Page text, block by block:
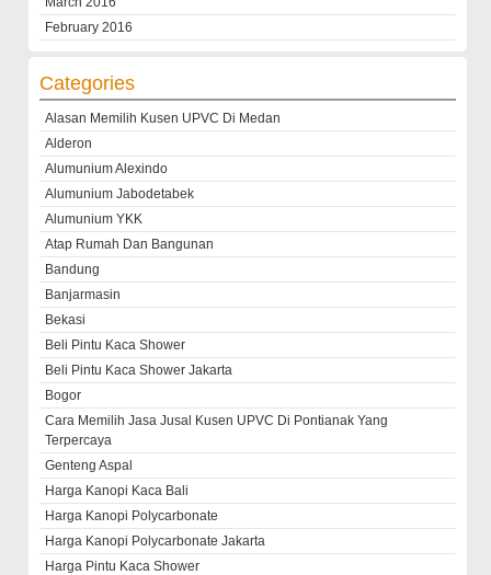
February 2016
Categories
Alasan Memilih Kusen UPVC Di Medan
Alderon
Alumunium Alexindo
Alumunium Jabodetabek
Alumunium YKK
Atap Rumah Dan Bangunan
Bandung
Banjarmasin
Bekasi
Beli Pintu Kaca Shower
Beli Pintu Kaca Shower Jakarta
Bogor
Cara Memilih Jasa Jusal Kusen UPVC Di Pontianak Yang
Terpercaya
Genteng Aspal
Harga Kanopi Kaca Bali
Harga Kanopi Polycarbonate
Harga Kanopi Polycarbonate Jakarta
Harga Pintu Kaca Shower